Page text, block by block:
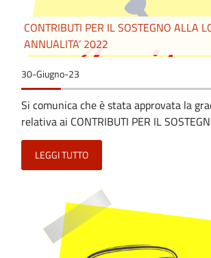
CONTRIBUTI PER IL SOSTEGNO ALLA
ANNUALITA’ 2022
30-Giugno-23
Si comunica che è stata approvata la
relativa ai CONTRIBUTI PER IL
LEGGI TUTTO